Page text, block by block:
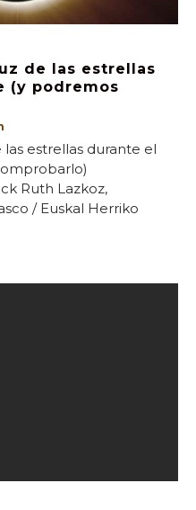
de las estrellas
(y podremos
las estrellas durante el
Ruth Lazkoz,
/ Euskal Herriko